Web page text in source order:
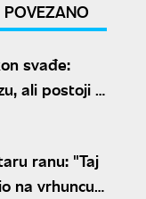
POVEZANO
svađe:
ali postoji i
ranu: "Taj
na vrhuncu